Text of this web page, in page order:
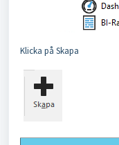
Klicka på Skapa